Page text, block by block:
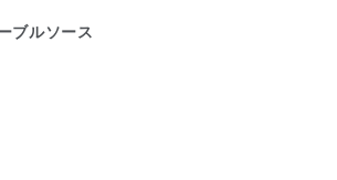
ブルソース